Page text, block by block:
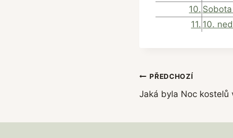
10.
11. 10.
Navigace
pro
příspěvek
PŘEDCHOZÍ
Jaká byla Noc kostelů